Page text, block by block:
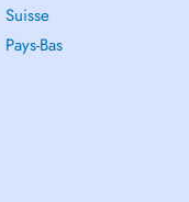
Suisse
Pays-Bas